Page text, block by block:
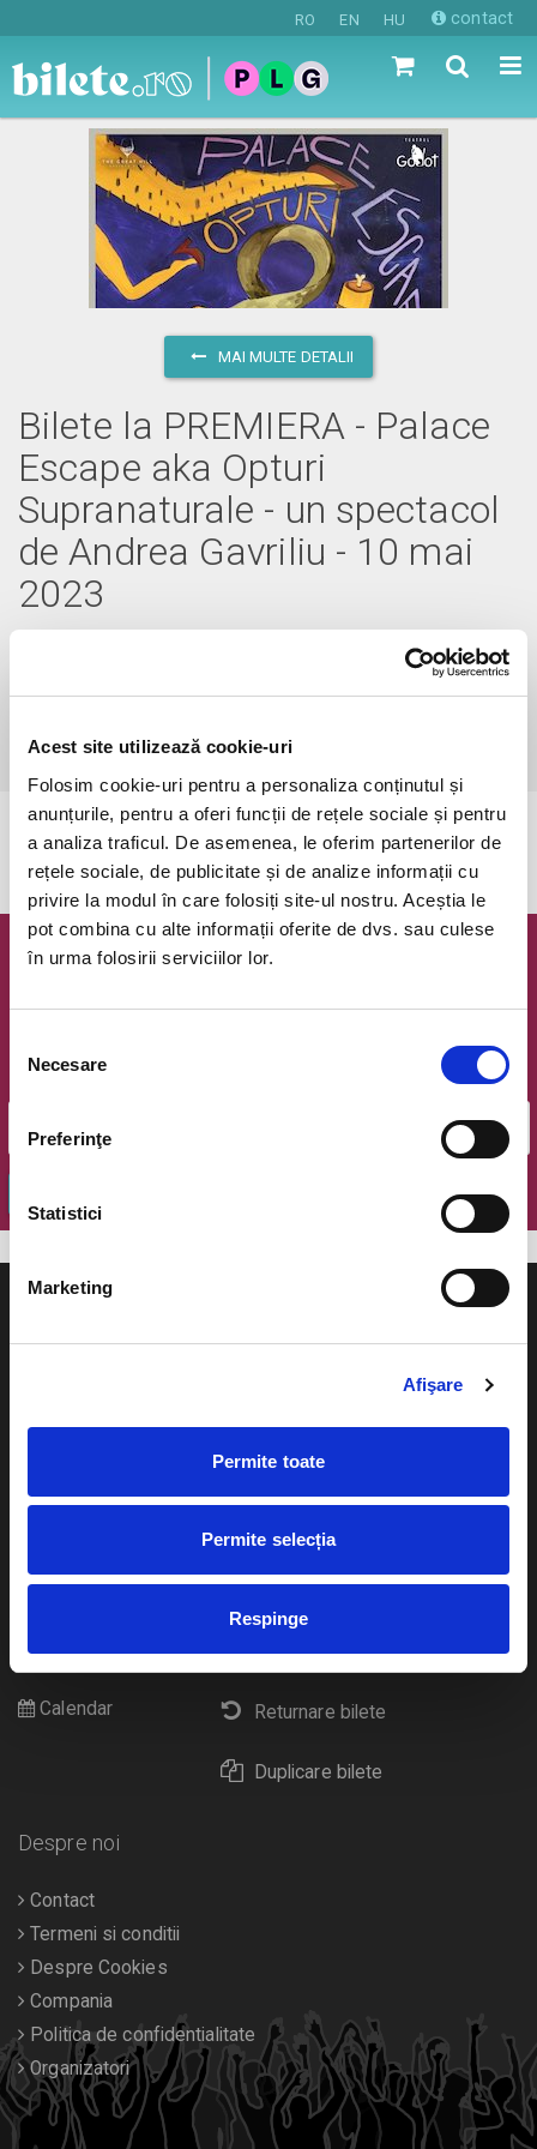
Acest site utilizează cookie-uri
Folosim cookie-uri pentru a personaliza conținutul și
anunțurile, pentru a oferi funcții de rețele sociale și pentru
a analiza traficul. De asemenea, le oferim partenerilor de
rețele sociale, de publicitate și de analize informații cu
privire la modul în care folosiți site-ul nostru. Aceștia le
pot combina cu alte informații oferite de dvs. sau culese
în urma folosirii serviciilor lor.
consimțământului
Necesare
Preferinţe
Statistici
Marketing
Afişare
Permite toate
Permite selecția
Respinge
RO EN HU contact
MAI MULTE DETALII
Bilete la PREMIERA - Palace
Escape aka Opturi
Supranaturale - un spectacol
de Andrea Gavriliu - 10 mai
2023
Audiență: 12+
Evenimentul a expirat.
Newsletter @ Bilete.ro
Cum comand bilete?
Plata online sau cash
Livrare prin curier
Returnare bilete
Duplicare bilete
Concerte si
Pentru copii
Calendar
Despre noi
Contact
Termeni si conditii
Despre Cookies
Compania
Politica de confidentialitate
Organizatori